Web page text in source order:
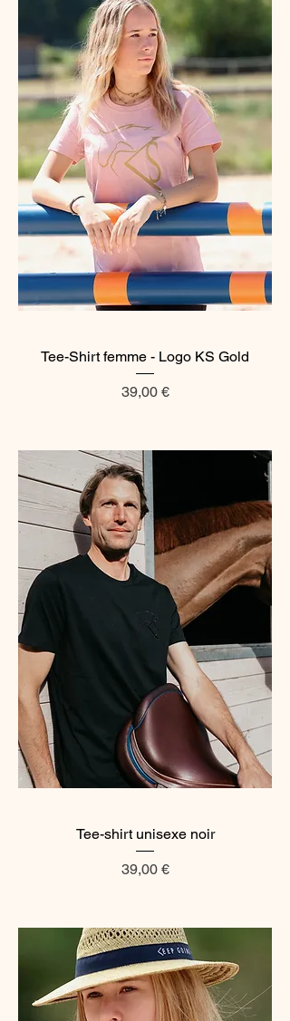
Tee-Shirt femme - Logo KS Gold
Prix
39,00 €
Tee-shirt unisexe noir
Prix
39,00 €